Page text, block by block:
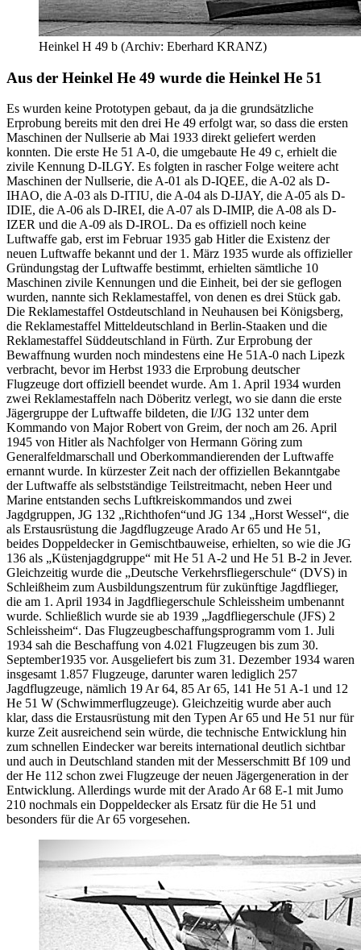
Heinkel H 49 b (Archiv: Eberhard KRANZ)
Aus der Heinkel He 49 wurde die Heinkel He 51
Es wurden keine Prototypen gebaut, da ja die grundsätzliche
Erprobung bereits mit den drei He 49 erfolgt war, so dass die ersten
Maschinen der Nullserie ab Mai 1933 direkt geliefert werden
konnten. Die erste He 51 A-0, die umgebaute He 49 c, erhielt die
zivile Kennung D-ILGY. Es folgten in rascher Folge weitere acht
Maschinen der Nullserie, die A-01 als D-IQEE, die A-02 als D-
IHAO, die A-03 als D-ITIU, die A-04 als D-IJAY, die A-05 als D-
IDIE, die A-06 als D-IREI, die A-07 als D-IMIP, die A-08 als D-
IZER und die A-09 als D-IROL. Da es offiziell noch keine
Luftwaffe gab, erst im Februar 1935 gab Hitler die Existenz der
neuen Luftwaffe bekannt und der 1. März 1935 wurde als offizieller
Gründungstag der Luftwaffe bestimmt, erhielten sämtliche 10
Maschinen zivile Kennungen und die Einheit, bei der sie geflogen
wurden, nannte sich Reklamestaffel, von denen es drei Stück gab.
Die Reklamestaffel Ostdeutschland in Neuhausen bei Königsberg,
die Reklamestaffel Mitteldeutschland in Berlin-Staaken und die
Reklamestaffel Süddeutschland in Fürth. Zur Erprobung der
Bewaffnung wurden noch mindestens eine He 51A-0 nach Lipezk
verbracht, bevor im Herbst 1933 die Erprobung deutscher
Flugzeuge dort offiziell beendet wurde. Am 1. April 1934 wurden
zwei Reklamestaffeln nach Döberitz verlegt, wo sie dann die erste
Jägergruppe der Luftwaffe bildeten, die I/JG 132 unter dem
Kommando von Major Robert von Greim, der noch am 26. April
1945 von Hitler als Nachfolger von Hermann Göring zum
Generalfeldmarschall und Oberkommandierenden der Luftwaffe
ernannt wurde. In kürzester Zeit nach der offiziellen Bekanntgabe
der Luftwaffe als selbstständige Teilstreitmacht, neben Heer und
Marine entstanden sechs Luftkreiskommandos und zwei
Jagdgruppen, JG 132 „Richthofen“und JG 134 „Horst Wessel“, die
als Erstausrüstung die Jagdflugzeuge Arado Ar 65 und He 51,
beides Doppeldecker in Gemischtbauweise, erhielten, so wie die JG
136 als „Küstenjagdgruppe“ mit He 51 A-2 und He 51 B-2 in Jever.
Gleichzeitig wurde die „Deutsche Verkehrsfliegerschule“ (DVS) in
Schleißheim zum Ausbildungszentrum für zukünftige Jagdflieger,
die am 1. April 1934 in Jagdfliegerschule Schleissheim umbenannt
wurde. Schließlich wurde sie ab 1939 „Jagdfliegerschule (JFS) 2
Schleissheim“. Das Flugzeugbeschaffungsprogramm vom 1. Juli
1934 sah die Beschaffung von 4.021 Flugzeugen bis zum 30.
September1935 vor. Ausgeliefert bis zum 31. Dezember 1934 waren
insgesamt 1.857 Flugzeuge, darunter waren lediglich 257
Jagdflugzeuge, nämlich 19 Ar 64, 85 Ar 65, 141 He 51 A-1 und 12
He 51 W (Schwimmerflugzeuge). Gleichzeitig wurde aber auch
klar, dass die Erstausrüstung mit den Typen Ar 65 und He 51 nur für
kurze Zeit ausreichend sein würde, die technische Entwicklung hin
zum schnellen Eindecker war bereits international deutlich sichtbar
und auch in Deutschland standen mit der Messerschmitt Bf 109 und
der He 112 schon zwei Flugzeuge der neuen Jägergeneration in der
Entwicklung. Allerdings wurde mit der Arado Ar 68 E-1 mit Jumo
210 nochmals ein Doppeldecker als Ersatz für die He 51 und
besonders für die Ar 65 vorgesehen.